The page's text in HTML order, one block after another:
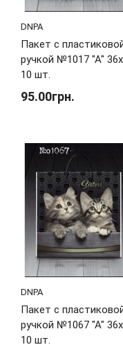
DNPA
Пакет с
ручкой №1017 "А"
10 шт.
95.00грн.
DNPA
Пакет с
ручкой №1067 "А"
10 шт.